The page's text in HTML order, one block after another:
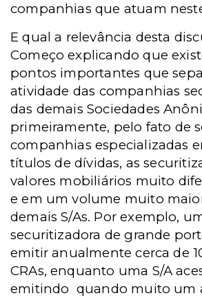
companhias que atuam
E qual a relevância desta
Começo explicando que
pontos importantes que
atividade das companhias
das demais Sociedades
primeiramente, pelo fato de
companhias especializadas
títulos de dívidas, as
valores mobiliários muito
e em um volume muito
demais S/As. Por exemplo,
securitizadora de grande
emitir anualmente cerca de
CRAs, enquanto uma S/A
emitindo quando muito um